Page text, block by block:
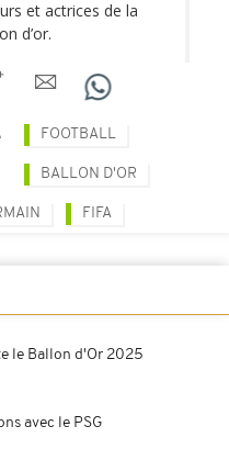
et actrices de la
d’or.
FOOTBALL
BALLON D'OR
FIFA
le Ballon d'Or 2025
avec le PSG